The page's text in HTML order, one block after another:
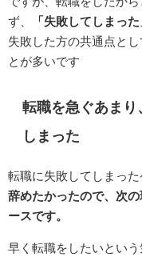
ず、
「失敗してしまった
失敗した方の共通点と
とが多いです
転職を急ぐあまり
しまった
転職に失敗してしまった
辞めたかったので、次
ースです。
早く転職をしたいとい